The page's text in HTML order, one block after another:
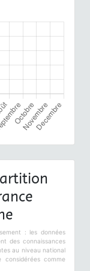
: les données
des connaissances
au niveau national
comme